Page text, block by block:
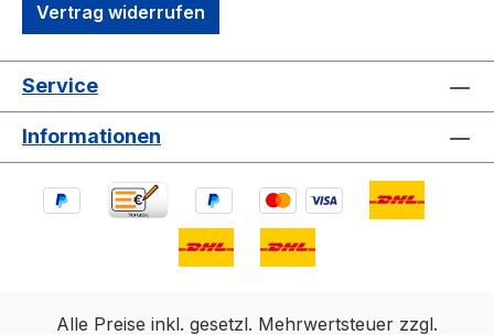
Vertrag widerrufen
Service
Informationen
Alle Preise inkl. gesetzl. Mehrwertsteuer zzgl.